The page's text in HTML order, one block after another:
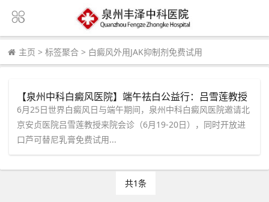
主页 > 标签聚合 > 白癜风外用JAK抑制剂免费试用
【泉州中科白癜风医院】端午祛白公益行：吕雪莲教授
限时会诊 & 进口芦可替尼乳膏免费试用在线预约
6月25日世界白癜风日与端午期间，泉州中科白癜风医院邀请北
京安贞医院吕雪莲教授来院会诊（6月19-20日），同时开放进
口芦可替尼乳膏免费试用...
共1条